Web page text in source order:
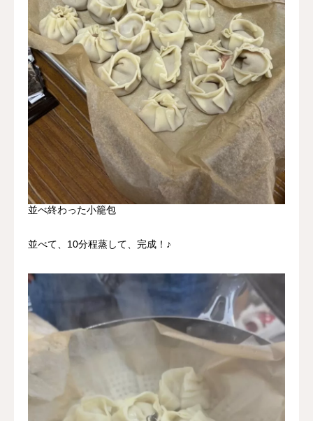
並べ終わった小籠包
並べて、10分程蒸して、完成！♪